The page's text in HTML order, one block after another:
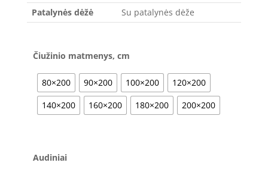
Patalynės dėžė
Su patalynės dėže
Čiužinio matmenys, cm
80×200 90×200 100×200
120×200
140×200
160×200 180×200 200×200
Audiniai